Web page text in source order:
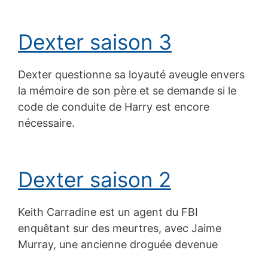
Dexter saison 3
Dexter questionne sa loyauté aveugle envers
la mémoire de son père et se demande si le
code de conduite de Harry est encore
nécessaire.
Dexter saison 2
Keith Carradine est un agent du FBI
enquêtant sur des meurtres, avec Jaime
Murray, une ancienne droguée devenue